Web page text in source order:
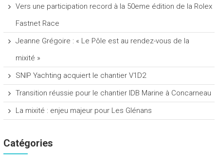
Vers une participation record à la 50eme édition de la Rolex
Fastnet Race
Jeanne Grégoire : « Le Pôle est au rendez-vous de la
mixité »
SNIP Yachting acquiert le chantier V1D2
Transition réussie pour le chantier IDB Marine à Concarneau
La mixité : enjeu majeur pour Les Glénans
Catégories